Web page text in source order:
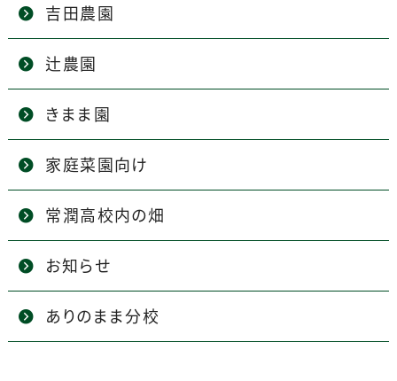
吉田農園
辻農園
きまま園
家庭菜園向け
常潤高校内の畑
お知らせ
ありのまま分校